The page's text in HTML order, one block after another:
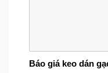
Báo giá keo dán